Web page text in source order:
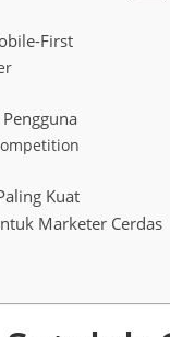
First
Kuat
Marketer Cerdas